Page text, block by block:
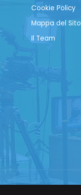
Cookie Policy
Mappa del Sito
Il Team